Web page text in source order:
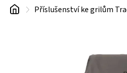
VAKUOVAČKY LEDNICE
DomůPříslušenství ke grilům